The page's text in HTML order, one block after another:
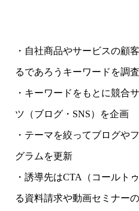
・自社商品やサービスの顧
るであろうキーワードを調査
・キーワードをもとに競合
ツ（ブログ・SNS）を企画
・テーマを絞ってブログや
グラムを更新
・誘導先はCTA（コールト
る資料請求や動画セミナー